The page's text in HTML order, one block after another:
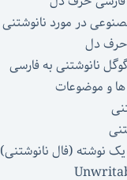
در مورد نانوشتنی
دل
نانوشتنی به فارسی
و موضوعات
نوشته (فال نانوشتنی)